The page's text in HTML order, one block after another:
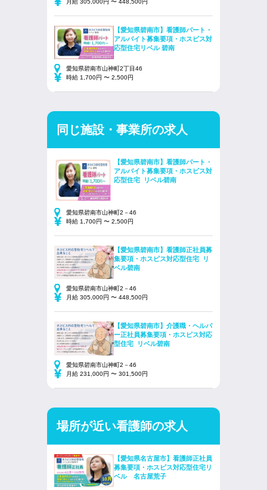
月給 305,000円 〜 448,500円
【愛知県碧南市】看護師パート・
アルバイト募集要項・ホスピス対
応型住宅リベル 碧南
愛知県碧南市山神町2丁目46
時給 1,700円 〜 2,500円
同じ施設・事業所の求人
【愛知県碧南市】看護師パート・
アルバイト募集要項・ホスピス対
応型住宅 リベル碧南
愛知県碧南市山神町2－46
時給 1,700円 〜 2,500円
【愛知県碧南市】看護師正社員募
集要項・ホスピス対応型住宅 リ
ベル碧南
愛知県碧南市山神町2－46
月給 305,000円 〜 448,500円
【愛知県碧南市】介護職・ヘルパ
ー正社員募集要項・ホスピス対応
型住宅 リベル碧南
愛知県碧南市山神町2－46
月給 231,000円 〜 301,500円
場所が近い看護師の求人
【愛知県名古屋市】看護師正社員
募集要項・ホスピス対応型住宅リ
ベル 名古屋荒子